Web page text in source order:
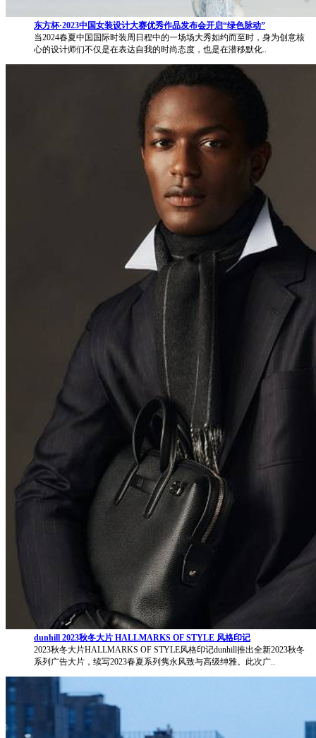
东方杯·2023中国女装设计大赛优秀作品发布会开启“绿色脉动”
当2024春夏中国国际时装周日程中的一场场大秀如约而至时，身为创意核
心的设计师们不仅是在表达自我的时尚态度，也是在潜移默化..
dunhill 2023秋冬大片 HALLMARKS OF STYLE 风格印记
2023秋冬大片HALLMARKS OF STYLE风格印记dunhill推出全新2023秋冬
系列广告大片，续写2023春夏系列隽永风致与高级绅雅。此次广..